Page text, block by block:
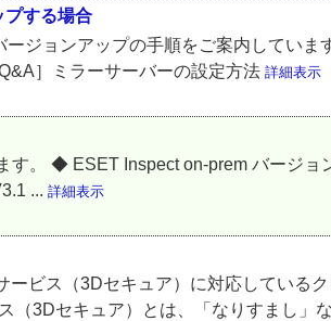
する場合
ジョンアップの手順をご案内していま
］ミラーサーバーの設定方法 詳細表示
。 ◆ ESET Inspect on-prem バージョ
... 詳細表示
ビス（3Dセキュア）に対応している
3Dセキュア）とは、「なりすまし」